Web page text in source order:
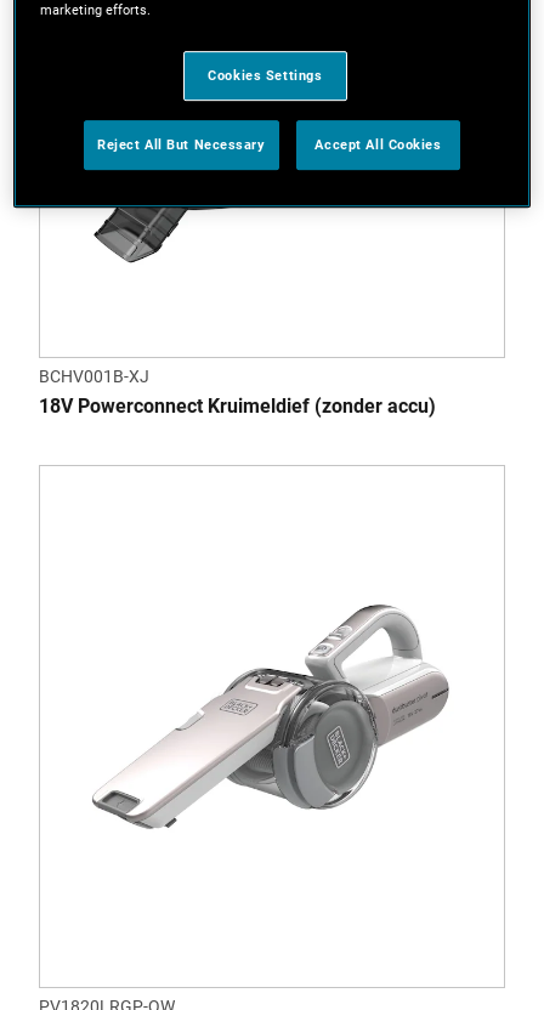
BCHV001B-XJ
18V Powerconnect Kruimeldief (zonder accu)
marketing efforts.
Cookies Settings
Reject All But Necessary Accept All Cookies